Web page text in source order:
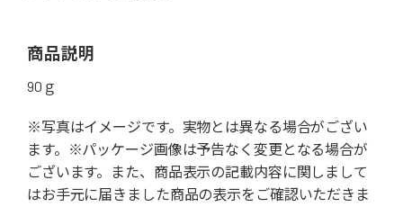
商品説明
90ｇ
※写真はイメージです。実物とは異なる場合がござい
ます。※パッケージ画像は予告なく変更となる場合が
ございます。また、商品表示の記載内容に関しまして
はお手元に届きました商品の表示をご確認いただきま